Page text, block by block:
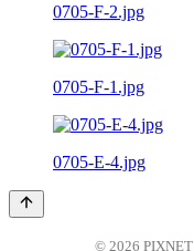
0705-F-2.jpg
0705-F-1.jpg
0705-E-4.jpg
© 2026 PIXNET